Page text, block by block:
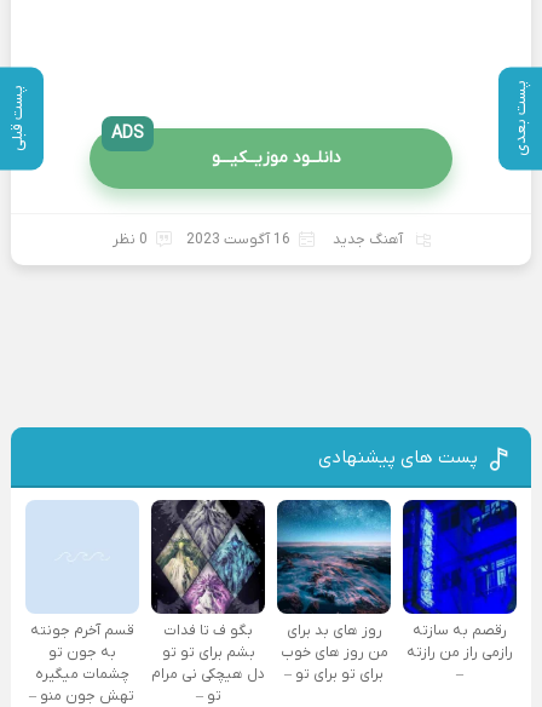
پست بعدی پست قبلی
دانلــود موزیــکیـــو
ADS
آهنگ جدید 16 آگوست 2023 0 نظر
پست های پیشنهادی
رقصم به سازته
رازمی راز من رازته
–
روز های بد برای
من روز های خوب
برای تو برای تو –
بگو ف تا فدات
بشم برای تو تو
دل هیچکی نی مرام
تو –
قسم آخرم جونته
به جون تو
چشمات میگیره
تهش جون منو –